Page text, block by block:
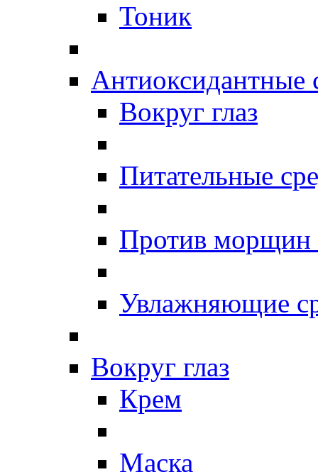
Тоник
Антиоксидантные
Вокруг глаз
Питательные
Против
Увлажняющие
Вокруг глаз
Крем
Маска